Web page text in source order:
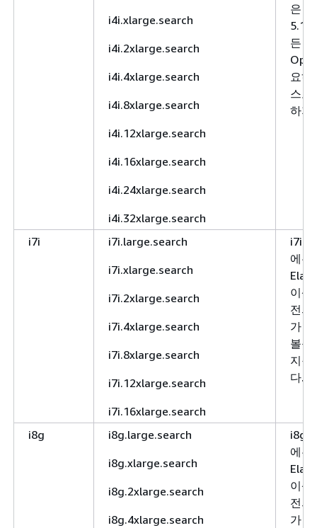
i4i.xlarge.search
i4i.2xlarge.search
i4i.4xlarge.search
i4i.8xlarge.search
i4i.12xlarge.search
i4i.16xlarge.search
i4i.24xlarge.search
i4i.32xlarge.search
은
5.1
든
요하
스토
하지
i7i
i7i.large.search
i7i.xlarge.search
i7i.2xlarge.search
i7i.4xlarge.search
i7i.8xlarge.search
i7i.12xlarge.search
i7i.16xlarge.search
i7i
에는
이상
전의
가
볼륨
지원
다.
i8g
i8g.large.search
i8g.xlarge.search
i8g.2xlarge.search
i8g.4xlarge.search
i8g
에는
이상
전의
가